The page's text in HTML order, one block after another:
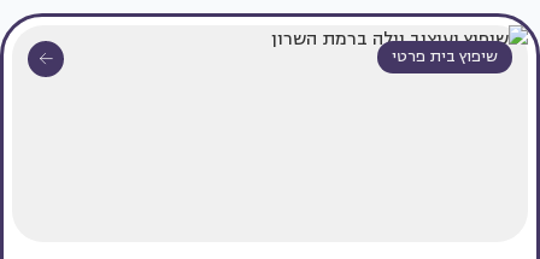
שיפוץ בית פרטי